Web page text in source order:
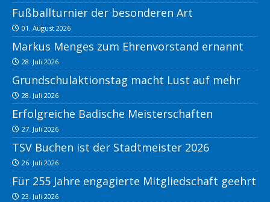
Fußballturnier der besonderen Art
01. August 2026
Markus Menges zum Ehrenvorstand ernannt
28. Juli 2026
Grundschulaktionstag macht Lust auf mehr
28. Juli 2026
Erfolgreiche Badische Meisterschaften
27. Juli 2026
TSV Buchen ist der Stadtmeister 2026
26. Juli 2026
Für 255 Jahre engagierte Mitgliedschaft geehrt
23. Juli 2026